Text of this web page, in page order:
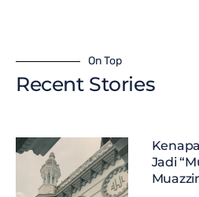
On Top
Recent Stories
Jadi